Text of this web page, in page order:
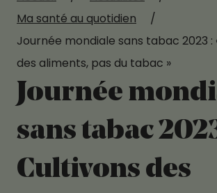
Ma santé au quotidien
/
Journée mondiale sans tabac 2023 :
des aliments, pas du tabac »
Journée
sans tabac
Cultivons des